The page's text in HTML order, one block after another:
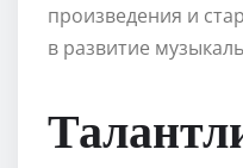
произведения и
в развитие